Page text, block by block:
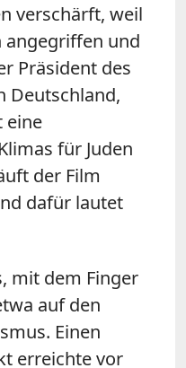
verschärft, weil
angegriffen und
Präsident des
Deutschland,
eine
für Juden
der Film
dafür lautet
mit dem Finger
auf den
Einen
erreichte vor